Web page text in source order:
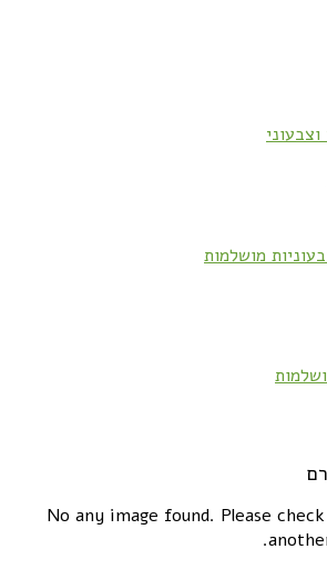
מושלמות
No any image found. Please